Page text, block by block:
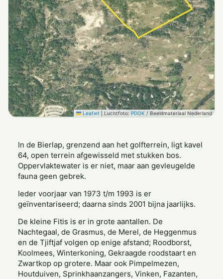
Leaflet |Luchtfoto: PDOK / Beeldmateriaal Nederland
In de Bierlap, grenzend aan het golfterrein, ligt kavel
64, open terrein afgewisseld met stukken bos.
Oppervlaktewater is er niet, maar aan gevleugelde
fauna geen gebrek.
Ieder voorjaar van 1973 t/m 1993 is er
geïnventariseerd; daarna sinds 2001 bijna jaarlijks.
De kleine Fitis is er in grote aantallen. De
Nachtegaal, de Grasmus, de Merel, de Heggenmus
en de Tjiftjaf volgen op enige afstand; Roodborst,
Koolmees, Winterkoning, Gekraagde roodstaart en
Zwartkop op grotere. Maar ook Pimpelmezen,
Houtduiven, Sprinkhaanzangers, Vinken, Fazanten,